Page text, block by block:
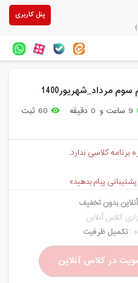
پنل کاربری
آنلاین
ما
مرداد_شهریور1400
9 ساعت و 0 دقیقه remove_red_eye
60 ثبت
کلاسی ندارد.
پیام بدهید»
بدون تخفیف
کلاس آنلاین
:تکمیل ظرفیت
در کلاس آنلاین